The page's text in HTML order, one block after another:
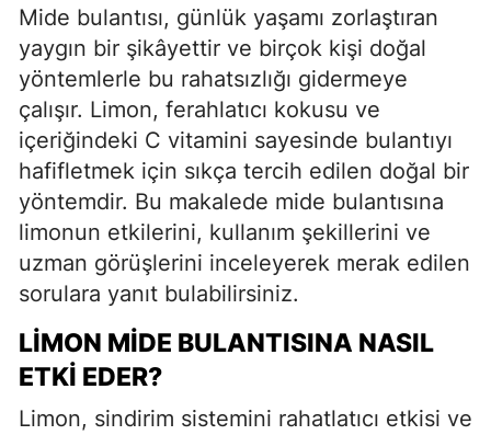
Mide bulantısı, günlük yaşamı zorlaştıran
yaygın bir şikâyettir ve birçok kişi doğal
yöntemlerle bu rahatsızlığı gidermeye
çalışır. Limon, ferahlatıcı kokusu ve
içeriğindeki C vitamini sayesinde bulantıyı
hafifletmek için sıkça tercih edilen doğal bir
yöntemdir. Bu makalede mide bulantısına
limonun etkilerini, kullanım şekillerini ve
uzman görüşlerini inceleyerek merak edilen
sorulara yanıt bulabilirsiniz.
LIMON MIDE BULANTISINA NASIL
ETKI EDER?
Limon, sindirim sistemini rahatlatıcı etkisi ve